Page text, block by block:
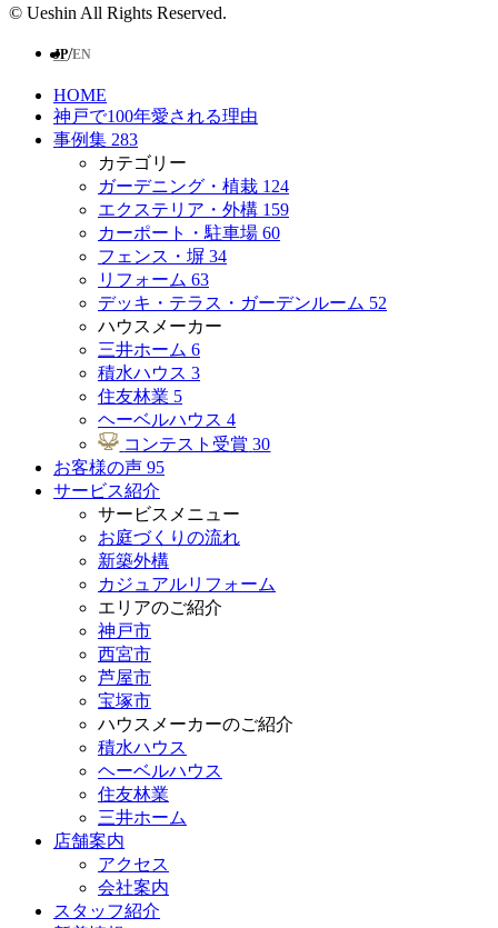
© Ueshin All Rights Reserved.
JP/EN
HOME
神戸で100年愛される理由
事例集 283
カテゴリー
ガーデニング・植栽 124
エクステリア・外構 159
カーポート・駐車場 60
フェンス・塀 34
リフォーム 63
デッキ・テラス・ガーデンルーム 52
ハウスメーカー
三井ホーム 6
積水ハウス 3
住友林業 5
ヘーベルハウス 4
コンテスト受賞 30
お客様の声 95
サービス紹介
サービスメニュー
お庭づくりの流れ
新築外構
カジュアルリフォーム
エリアのご紹介
神戸市
西宮市
芦屋市
宝塚市
ハウスメーカーのご紹介
積水ハウス
ヘーベルハウス
住友林業
三井ホーム
店舗案内
アクセス
会社案内
スタッフ紹介